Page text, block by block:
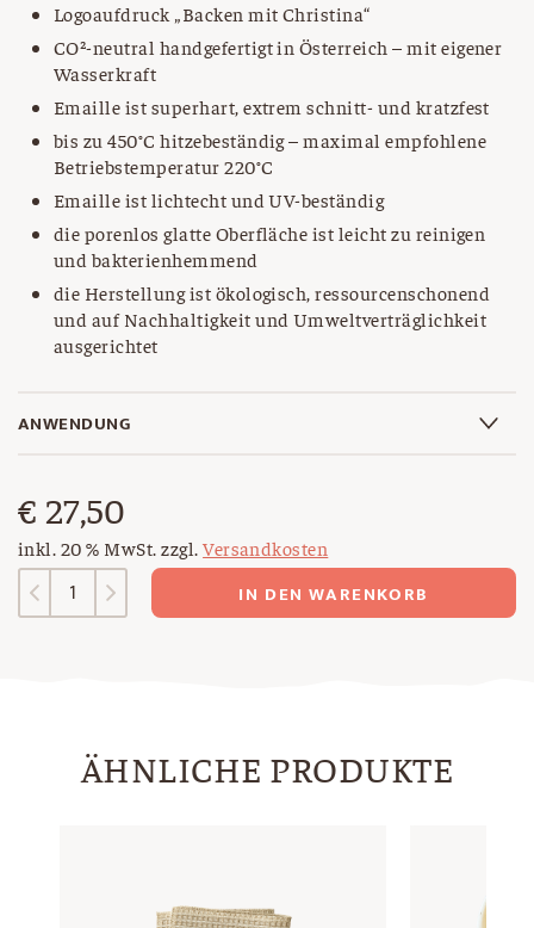
€ 27,50
inkl. 20 % MwSt. zzgl.Versandkosten
Messbecher
Menge
IN DEN WARENKORB
Logoaufdruck „Backen mit Christina“
CO²-neutral handgefertigt in Österreich – mit eigener
Wasserkraft
Emaille ist superhart, extrem schnitt- und kratzfest
bis zu 450°C hitzebeständig – maximal empfohlene
Betriebstemperatur 220°C
Emaille ist lichtecht und UV-beständig
die porenlos glatte Oberfläche ist leicht zu reinigen
und bakterienhemmend
die Herstellung ist ökologisch, ressourcenschonend
und auf Nachhaltigkeit und Umweltverträglichkeit
ausgerichtet
ANWENDUNG
ÄHNLICHE PRODUKTE